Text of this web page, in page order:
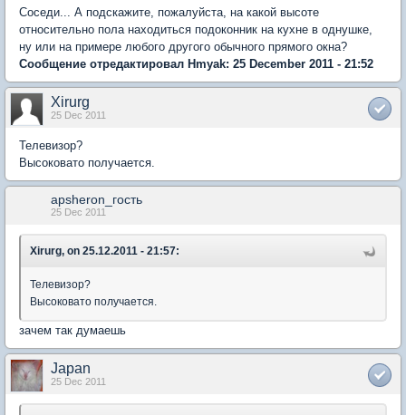
Соседи... А подскажите, пожалуйста, на какой высоте
относительно пола находиться подоконник на кухне в однушке,
ну или на примере любого другого обычного прямого окна?
Сообщение отредактировал Hmyak: 25 December 2011 - 21:52
Xirurg
25 Dec 2011
Телевизор?
Высоковато получается.
apsheron_гость
25 Dec 2011
Xirurg, on 25.12.2011 - 21:57:
Телевизор?
Высоковато получается.
зачем так думаешь
Japan
25 Dec 2011